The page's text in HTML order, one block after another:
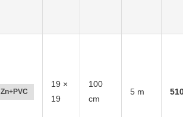
Zn+PVC
19 ×
19
100
cm
5 m